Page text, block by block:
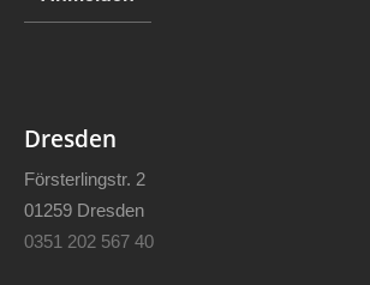
Dresden
Försterlingstr. 2
01259 Dresden
0351 202 567 40